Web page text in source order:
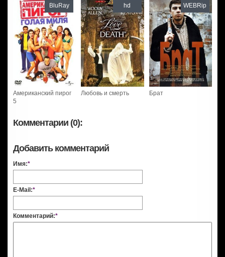
Американский пирог
5
BluRay
Любовь и смерть
hd
Брат
WEBRip
Комментарии (0):
Добавить комментарий
Имя:*
E-Mail:*
Комментарий:*